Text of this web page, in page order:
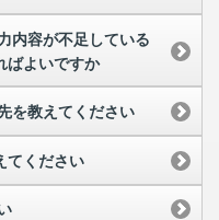
内容が不足している
ばよいですか
を教えてください
てください